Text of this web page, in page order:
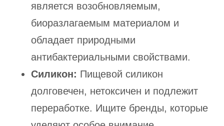
является возобновляемым,
биоразлагаемым материалом и
обладает природными
антибактериальными свойствами.
Силикон: Пищевой силикон
долговечен, нетоксичен и подлежит
переработке. Ищите бренды, которые